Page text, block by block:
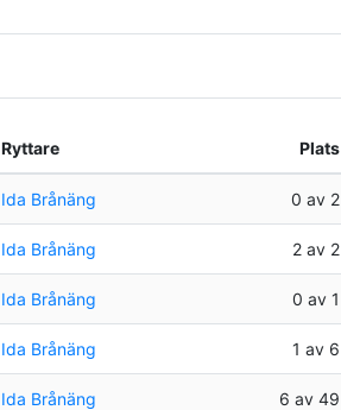
Ryttare Plats
Ida Brånäng 0 av 2
Ida Brånäng 2 av 2
Ida Brånäng 0 av 1
Ida Brånäng 1 av 6
Ida Brånäng 6 av 49